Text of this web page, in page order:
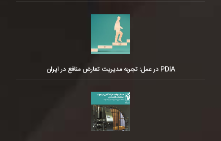
PDIA در عمل: تجربه مدیریت تعارض منافع در ایران